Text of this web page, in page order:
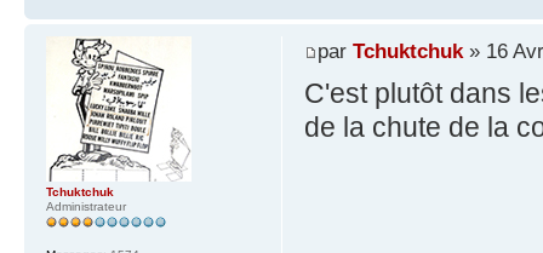
par Tchuktchuk» 16
C'est plutôt dans
de la chute de la
Tchuktchuk
Administrateur